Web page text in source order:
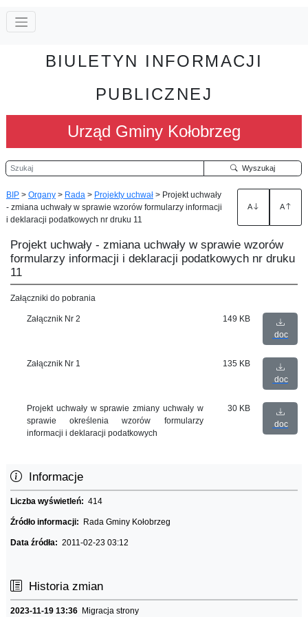
BIULETYN INFORMACJI
PUBLICZNEJ
Urząd Gminy Kołobrzeg
Szukaj Wyszukaj
BIP > Organy > Rada > Projekty uchwał > Projekt uchwały
- zmiana uchwały w sprawie wzorów formularzy informacji
i deklaracji podatkowych nr druku 11
A A
Projekt uchwały - zmiana uchwały w sprawie wzorów
formularzy informacji i deklaracji podatkowych nr druku
11
Załączniki do pobrania
Załącznik Nr 2
149 KB
doc
Załącznik Nr 1
135 KB
doc
Projekt uchwały w sprawie zmiany uchwały w
sprawie określenia wzorów formularzy
informacji i deklaracji podatkowych
30 KB
doc
Informacje
Liczba wyświetleń: 414
Źródło informacji: Rada Gminy Kołobrzeg
Data źródła: 2011-02-23 03:12
Historia zmian
2023-11-19 13:36 Migracja strony